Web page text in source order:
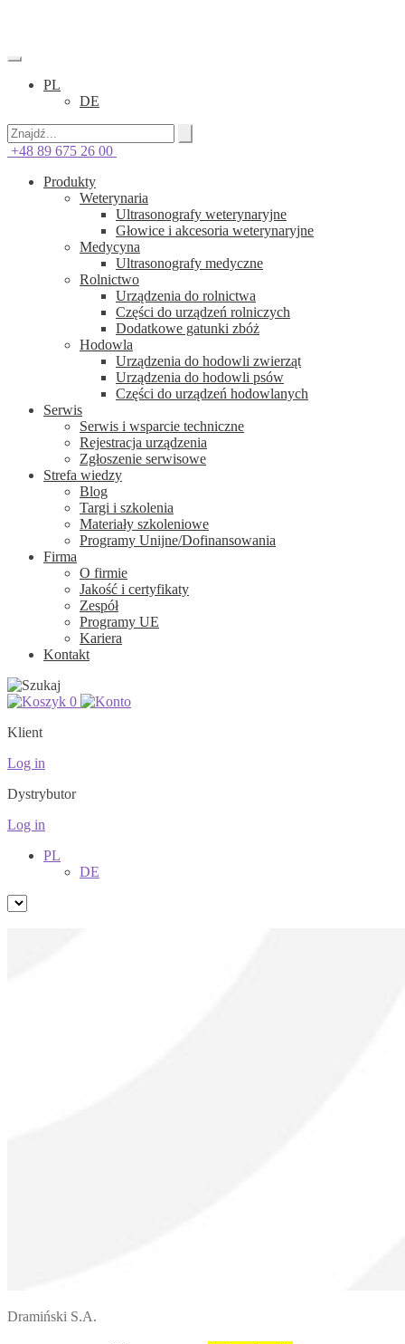
PL
DE
+48 89 675 26 00
Produkty
Weterynaria
Ultrasonografy weterynaryjne
Głowice i akcesoria weterynaryjne
Medycyna
Ultrasonografy medyczne
Rolnictwo
Urządzenia do rolnictwa
Części do urządzeń rolniczych
Dodatkowe gatunki zbóż
Hodowla
Urządzenia do hodowli zwierząt
Urządzenia do hodowli psów
Części do urządzeń hodowlanych
Serwis
Serwis i wsparcie techniczne
Rejestracja urządzenia
Zgłoszenie serwisowe
Strefa wiedzy
Blog
Targi i szkolenia
Materiały szkoleniowe
Programy Unijne/Dofinansowania
Firma
O firmie
Jakość i certyfikaty
Zespół
Programy UE
Kariera
Kontakt
0
Klient
Log in
Dystrybutor
Log in
PL
DE
Dramiński S.A.